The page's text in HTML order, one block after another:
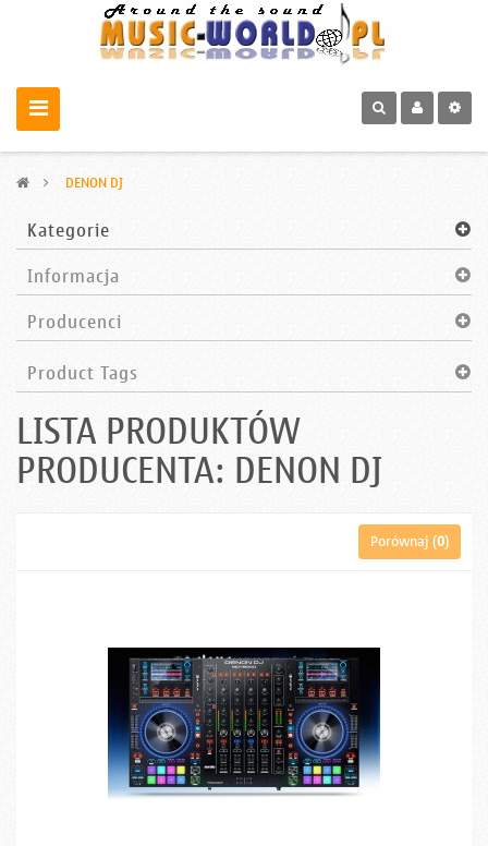
> DENON DJ
Kategorie
Informacja
Producenci
Product Tags
LISTA PRODUKTÓW
PRODUCENTA: DENON DJ
Porównaj (0)